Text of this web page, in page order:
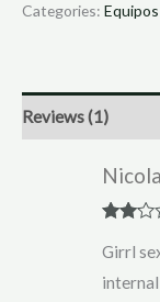
Categories:
Reviews (1)
d2
of 5
Girrl